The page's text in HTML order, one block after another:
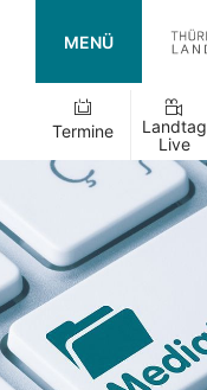
MENÜ
Termine
Landtag
Live